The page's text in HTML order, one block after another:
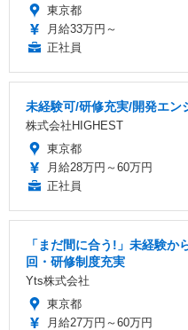
東京都
月給33万円～
正社員
未経験可/研修充実/開発エン
株式会社HIGHEST
東京都
月給28万円～60万円
正社員
「まだ間に合う!」未経験
回・研修制度充実
Yts株式会社
東京都
月給27万円～60万円